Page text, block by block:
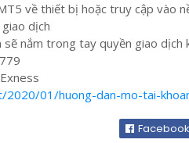
về thiết bị hoặc truy cập vào
dịch
nắm trong tay quyền giao dịch
01/huong-dan-mo-tai-
Facebook